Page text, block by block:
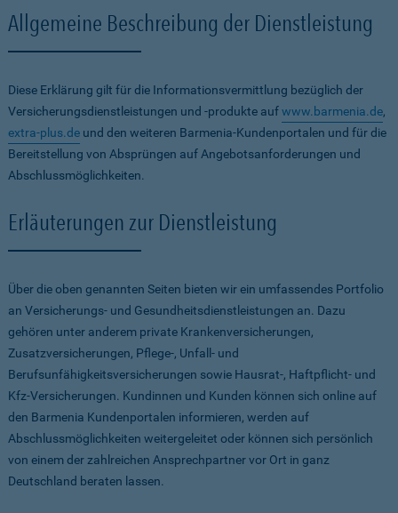
Allgemeine Beschreibung der Dienstleistung
Diese Erklärung gilt für die Informationsvermittlung bezüglich der
Versicherungsdienstleistungen und -produkte aufwww.barmenia.de,
extra-plus.de und den weiteren Barmenia-Kundenportalen und für die
Bereitstellung von Absprüngen auf Angebotsanforderungen und
Abschlussmöglichkeiten.
Erläuterungen zur Dienstleistung
Über die oben genannten Seiten bieten wir ein umfassendes Portfolio
an Versicherungs- und Gesundheitsdienstleistungen an. Dazu
gehören unter anderem private Krankenversicherungen,
Zusatzversicherungen, Pflege-, Unfall- und
Berufsunfähigkeitsversicherungen sowie Hausrat-, Haftpflicht- und
Kfz-Versicherungen. Kundinnen und Kunden können sich online auf
den Barmenia Kundenportalen informieren, werden auf
Abschlussmöglichkeiten weitergeleitet oder können sich persönlich
von einem der zahlreichen Ansprechpartner vor Ort in ganz
Deutschland beraten lassen.